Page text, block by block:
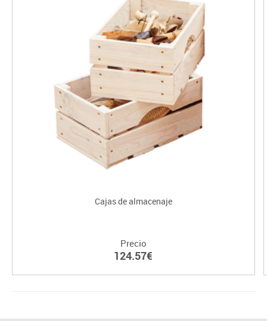
Cajas de almacenaje
Precio
124.57€